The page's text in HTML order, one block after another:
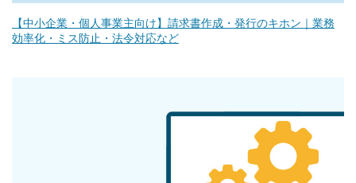
【中小企業・個人事業主向け】請求書作成・発行のキホン｜業務
効率化・ミス防止・法令対応など